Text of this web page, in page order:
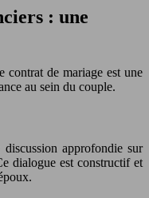
: une
contrat de mariage est une
au sein du couple.
approfondie sur
dialogue est constructif et